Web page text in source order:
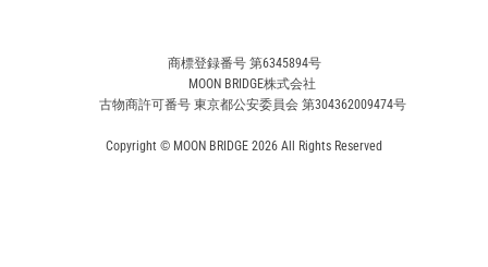
商標登録番号 第6345894号
MOON BRIDGE株式会社
古物商許可番号 東京都公安委員会 第304362009474号
Copyright © MOON BRIDGE 2026 All Rights Reserved